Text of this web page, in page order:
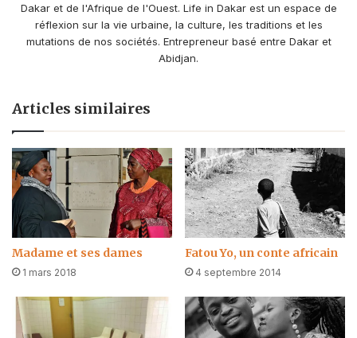
Dakar et de l'Afrique de l'Ouest. Life in Dakar est un espace de
réflexion sur la vie urbaine, la culture, les traditions et les
mutations de nos sociétés. Entrepreneur basé entre Dakar et
Abidjan.
Articles similaires
Madame et ses dames
1 mars 2018
Fatou Yo, un conte africain
4 septembre 2014